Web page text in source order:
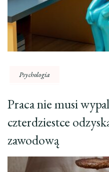
Psychologia
Praca nie musi
czterdziestce
zawodową